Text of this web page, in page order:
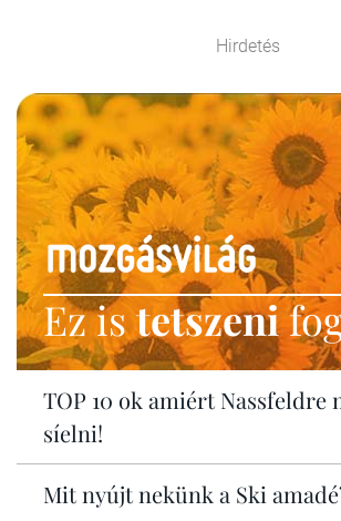
Hirdetés
Ez istetszeni
TOP 10 ok amiért Nassfeldre
síelni!
Mit nyújt nekünk a Ski